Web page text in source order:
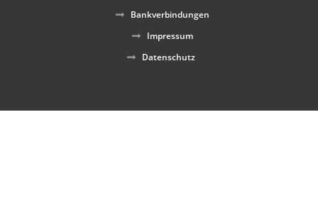
Bankverbindungen
Impressum
Datenschutz